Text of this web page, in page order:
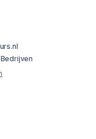
Bedrijven